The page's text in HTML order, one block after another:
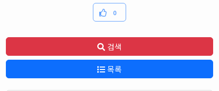
0
검색
목록